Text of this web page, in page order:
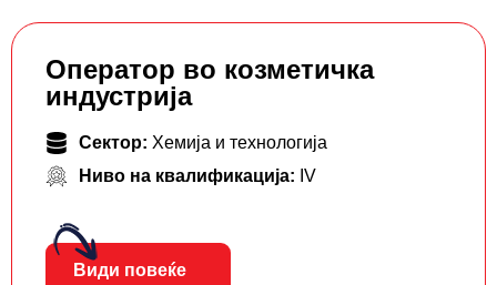
Оператор во козметичка
индустрија
Сектор: Хемија и технологија
Ниво на квалификација: IV
Види повеќе